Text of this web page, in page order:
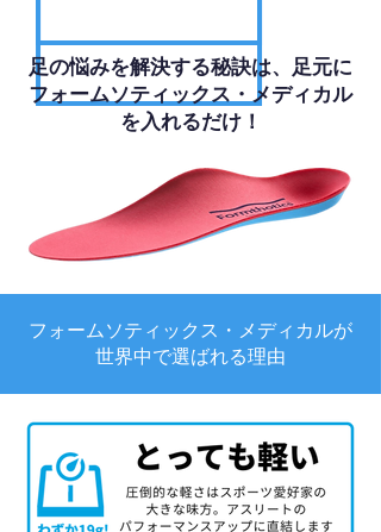
足の悩みを解決する秘訣は、足元に
フォームソティックス・メディカル
を入れるだけ！
フォームソティックス・メディカルが
世界中で選ばれる理由